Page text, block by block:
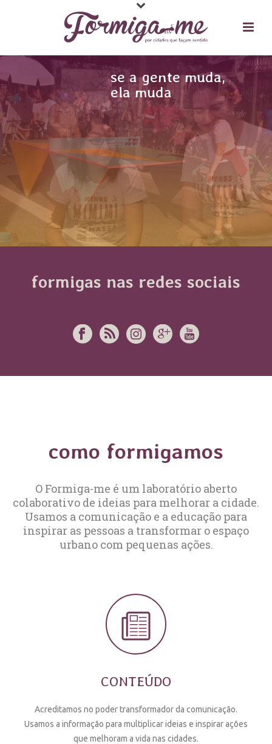
se a gente muda,
ela muda
formigas nas redes sociais
como formigamos
O Formiga-me é um laboratório aberto
colaborativo de ideias para melhorar a cidade.
Usamos a comunicação e a educação para
inspirar as pessoas a transformar o espaço
urbano com pequenas ações.
CONTEÚDO
Acreditamos no poder transformador da comunicação.
Usamos a informação para multiplicar ideias e inspirar ações
que melhoram a vida nas cidades.